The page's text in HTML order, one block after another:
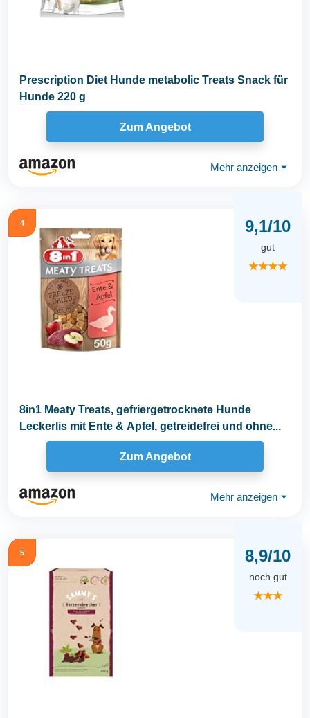
Prescription Diet Hunde metabolic Treats Snack für
Hunde 220 g
Zum Angebot
Mehr anzeigen ⏷
4 9,1/10
gut
★★★★
8in1 Meaty Treats, gefriergetrocknete Hunde
Leckerlis mit Ente & Apfel, getreidefrei und ohne...
Zum Angebot
Mehr anzeigen ⏷
5 8,9/10
noch gut
★★★